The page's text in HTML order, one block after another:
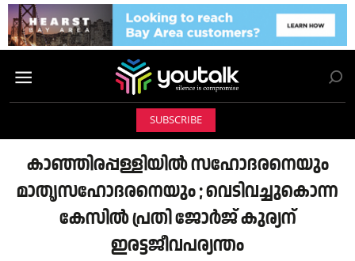
SUBSCRIBE
കാഞ്ഞിരപ്പള്ളിയില്‍ സഹോദരനെയും
മാതൃസഹോദരനെയും ; വെടിവച്ചുകൊന്ന
കേസില്‍ പ്രതി ജോര്‍ജ് കുര്യന്
ഇരട്ടജീവപര്യന്തം